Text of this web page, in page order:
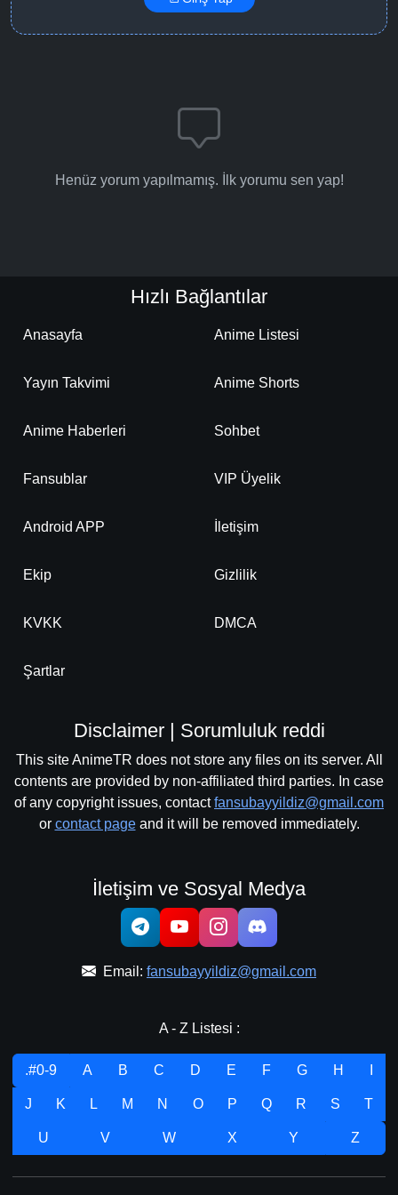
Henüz yorum yapılmamış. İlk yorumu sen yap!
Hızlı Bağlantılar
Anasayfa Anime Listesi
Yayın Takvimi Anime Shorts
Anime Haberleri Sohbet
Fansublar VIP Üyelik
Android APP İletişim
Ekip Gizlilik
KVKK DMCA
Şartlar
Disclaimer | Sorumluluk reddi
This site AnimeTR does not store any files on its server. All
contents are provided by non-affiliated third parties. In case
of any copyright issues, contactfansubayyildiz@gmail.com
or contact pageand it will be removed immediately.
İletişim ve Sosyal Medya
Email: fansubayyildiz@gmail.com
A - Z Listesi :
.#0-9 A B C D E F G H
J K L M N O P Q R S T
U V W X Y Z